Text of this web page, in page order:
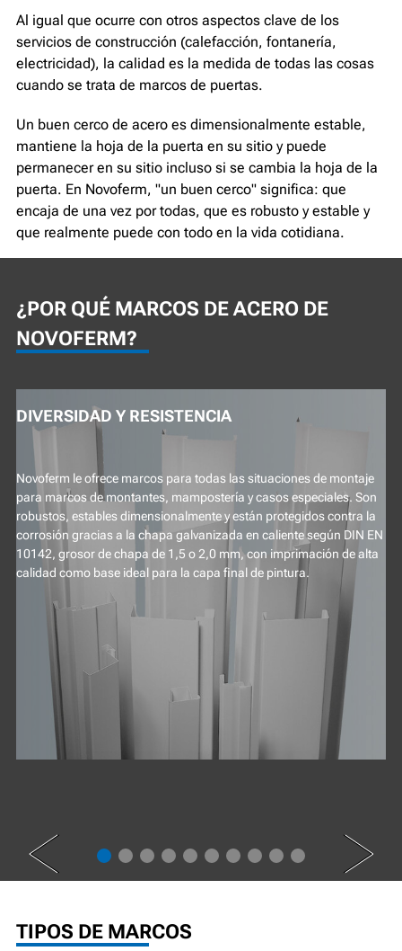
Al igual que ocurre con otros aspectos clave de los
servicios de construcción (calefacción, fontanería,
electricidad), la calidad es la medida de todas las cosas
cuando se trata de marcos de puertas.
Un buen cerco de acero es dimensionalmente estable,
mantiene la hoja de la puerta en su sitio y puede
permanecer en su sitio incluso si se cambia la hoja de la
puerta. En Novoferm, "un buen cerco" significa: que
encaja de una vez por todas, que es robusto y estable y
que realmente puede con todo en la vida cotidiana.
¿POR QUÉ MARCOS DE ACERO DE
NOVOFERM?
DIVERSIDAD Y RESISTENCIA
Novoferm le ofrece marcos para todas las situaciones de montaje
para marcos de montantes, mampostería y casos especiales. Son
robustos, estables dimensionalmente y están protegidos contra la
corrosión gracias a la chapa galvanizada en caliente según DIN EN
10142, grosor de chapa de 1,5 o 2,0 mm, con imprimación de alta
calidad como base ideal para la capa final de pintura.
PREV NEXT
TIPOS DE MARCOS